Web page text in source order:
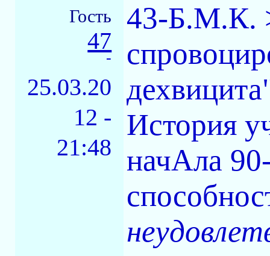
Гость
47
-
25.03.20
12 -
21:48
43-Б.М.К.
История
начАла